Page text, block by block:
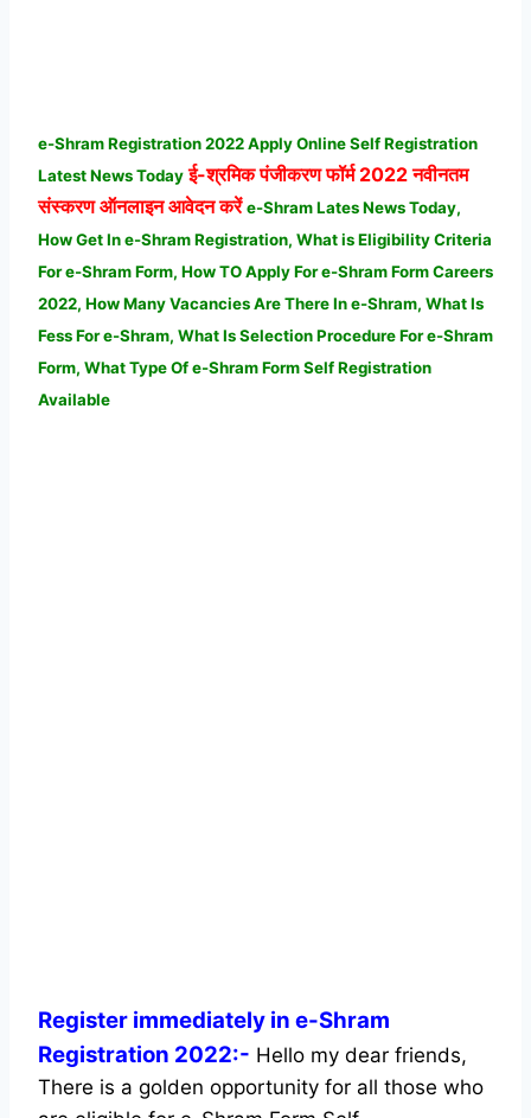
e-Shram Registration 2022 Apply Online Self Registration
Latest News Today ई-श्रमिक पंजीकरण फॉर्म2022 नवीनतम
संस्करण ऑनलाइन आवेदन करेंe-Shram Lates News Today,
How Get In e-Shram Registration, What is Eligibility Criteria
For e-Shram Form, How TO Apply For e-Shram Form Careers
2022, How Many Vacancies Are There In e-Shram, What Is
Fess For e-Shram, What Is Selection Procedure For e-Shram
Form, What Type Of e-Shram Form Self Registration
Available
Register immediately in e-Shram
Registration 2022:- Hello my dear friends,
There is a golden opportunity for all those who